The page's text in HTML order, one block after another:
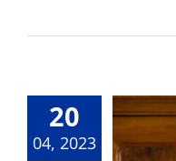
20
04, 2023